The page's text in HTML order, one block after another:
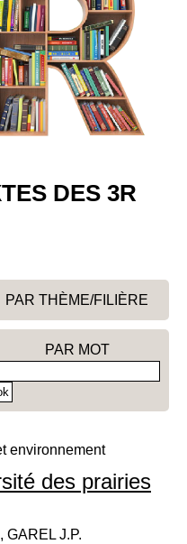
DES 3R
PAR THÈME/FILIÈRE
PAR MOT
environnement
des prairies
GAREL J.P.